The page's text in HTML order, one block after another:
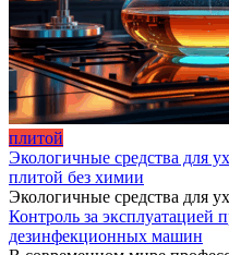
плитой
Экологичные средства для
плитой без химии
Экологичные средства для
Контроль за эксплуатацией
дезинфекционных машин